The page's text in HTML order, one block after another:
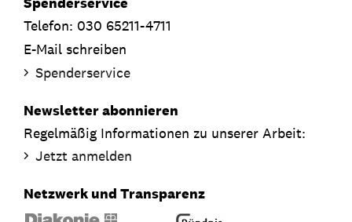
Telefon: 030 65211-4711
E-Mail schreiben
Spenderservice
Newsletter abonnieren
Regelmäßig Informationen zu unserer Arbeit:
Jetzt anmelden
Netzwerk und Transparenz